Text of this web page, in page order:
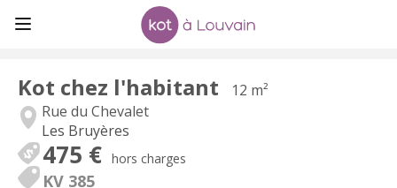
Kot chez l'habitant
12 m²
Rue du Chevalet
Les Bruyères
475 € hors charges
KV 385